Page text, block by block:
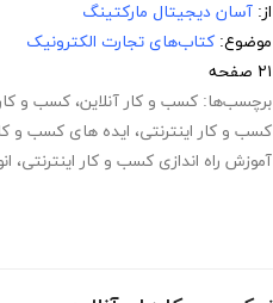
از: آسان دیجیتال مارکتینگ
موضوع: کتاب‌های تجارت الکترونیک
۲۱ صفحه
برچسب‌ها: کسب و کار آنلاین، کسب و کار
کسب و کار اینترنتی، ایده های کسب و
آموزش راه اندازی کسب و کار اینترنتی،